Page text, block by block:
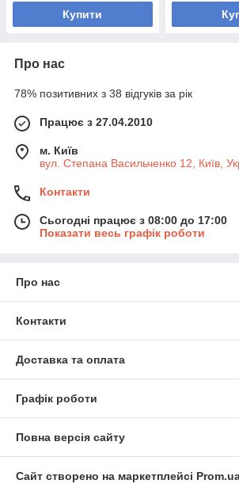
Купити
Про нас
78% позитивних з 38 відгуків за рік
Працює з 27.04.2010
м. Київ
вул. Степана Васильченко 12, Київ,
Контакти
Сьогодні працює з 08:00 до 17:00
Показати весь графік роботи
Про нас
Контакти
Доставка та оплата
Графік роботи
Повна версія сайту
Сайт створено на маркетплейсі